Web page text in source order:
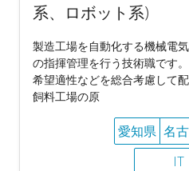
系、ロボット系)
製造工場を自動化する機械電
の指揮管理を行う技術職です
希望適性などを総合考慮して
飼料工場の原
愛知県 名
IT